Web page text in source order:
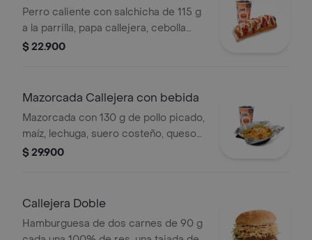
Perro caliente con salchicha de 115 g
a la parrilla, papa callejera, cebolla
picada, salsa blanca, salsa de tomate
$ 22.900
Mazorcada Callejera con bebida
Mazorcada con 130 g de pollo picado,
maíz, lechuga, suero costeño, queso
costeño, salsa BBQ, salsa Corral,
$ 29.900
Callejera Doble
Hamburguesa de dos carnes de 90 g